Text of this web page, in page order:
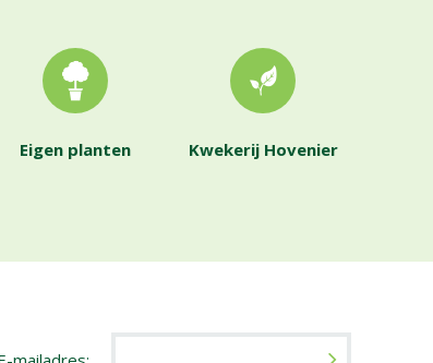
Eigen planten Kwekerij Hovenier